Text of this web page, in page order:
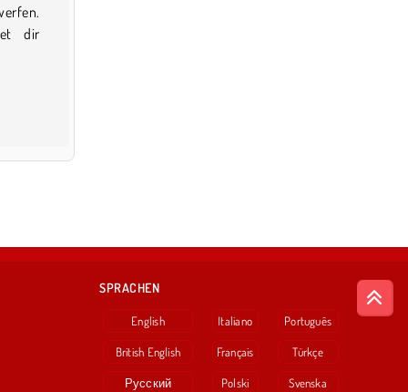
dir
SPRACHEN
English
British English
Русский
Italiano
Français
Polski
Português
Türkçe
Svenska